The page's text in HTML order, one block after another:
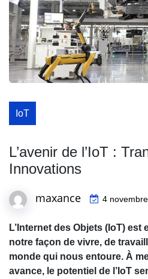
IoT
L’avenir de l’IoT :
Innovations
maxance 4
L’Internet des Objets (IoT)
notre façon de vivre, de
monde qui nous entoure. À
avance, le potentiel de l’IoT